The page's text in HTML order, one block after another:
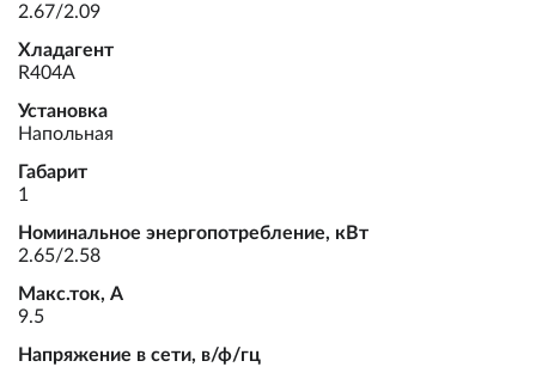
2.67/2.09
Хладагент
R404A
Установка
Напольная
Габарит
1
Номинальное энергопотребление, кВт
2.65/2.58
Макс.ток, А
9.5
Напряжение в сети, в/ф/гц